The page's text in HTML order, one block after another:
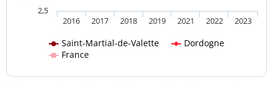
Saint-Martial-de-Valette
Dordogne
France
2016 2017 2018 2019 2021 2022 2023
2,5